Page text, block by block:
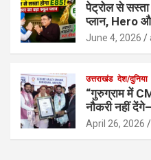
पेट्रोल से
प्लान, Hero
June 4, 2026
उत्तराखंड देश/दुनिया
“गुरुग्राम में
नौकरी नहीं
April 26, 2026